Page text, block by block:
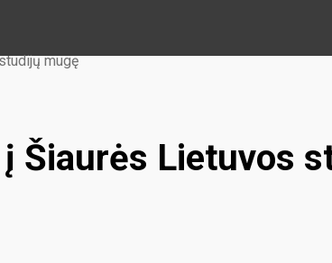
mugę
Šiaurės Lietuvos